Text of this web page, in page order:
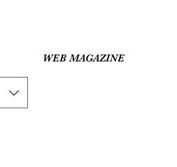
WEB MAGAZINE